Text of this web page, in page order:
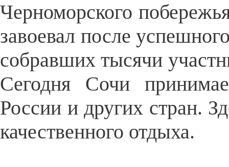
Черноморского
завоевал после
собравших тысячи
Сегодня Сочи
России и других стран.
качественного отдыха.